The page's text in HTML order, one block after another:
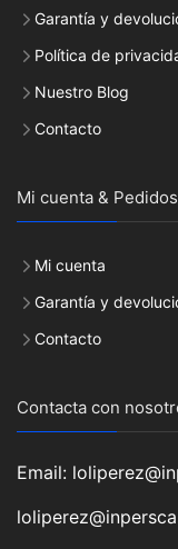
Garantía y
Política de
Nuestro Blog
Contacto
Mi cuenta & Pedidos
Mi cuenta
Garantía y
Contacto
Contacta con
Email: